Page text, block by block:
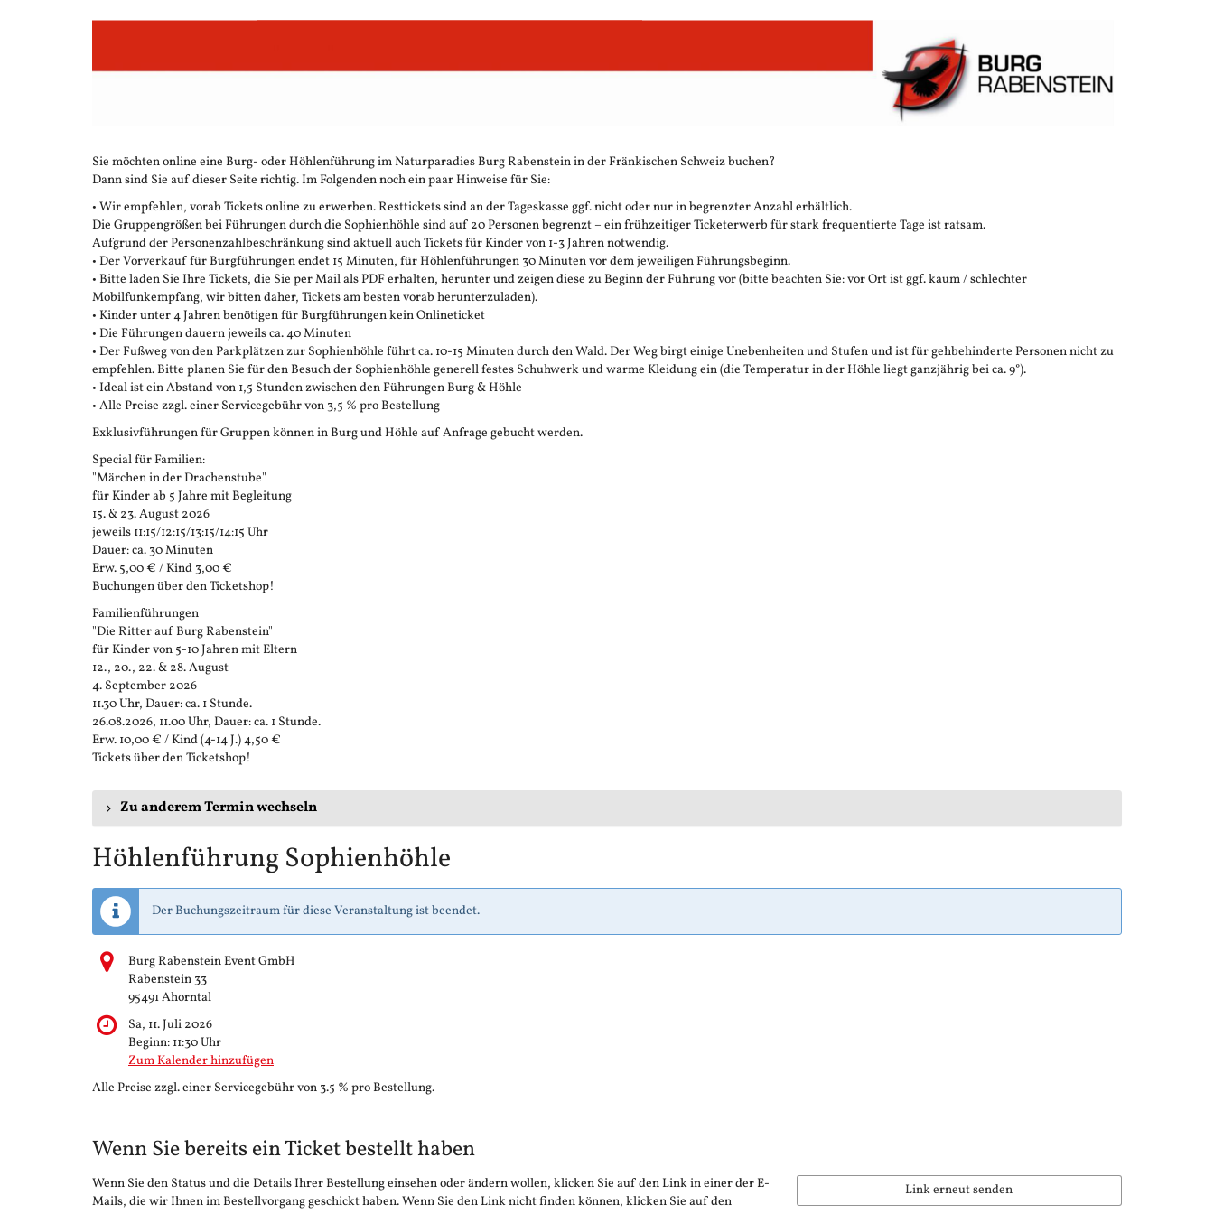
Sie möchten online eine Burg- oder Höhlenführung im Naturparadies Burg Rabenstein in der Fränkischen Schweiz buchen?
Dann sind Sie auf dieser Seite richtig. Im Folgenden noch ein paar Hinweise für Sie:
• Wir empfehlen, vorab Tickets online zu erwerben. Resttickets sind an der Tageskasse ggf. nicht oder nur in begrenzter Anzahl erhältlich.
Die Gruppengrößen bei Führungen durch die Sophienhöhle sind auf 20 Personen begrenzt – ein frühzeitiger Ticketerwerb für stark frequentierte Tage ist ratsam.
Aufgrund der Personenzahlbeschränkung sind aktuell auch Tickets für Kinder von 1-3 Jahren notwendig.
• Der Vorverkauf für Burgführungen endet 15 Minuten, für Höhlenführungen 30 Minuten vor dem jeweiligen Führungsbeginn.
• Bitte laden Sie Ihre Tickets, die Sie per Mail als PDF erhalten, herunter und zeigen diese zu Beginn der Führung vor (bitte beachten Sie: vor Ort ist ggf. kaum / schlechter
Mobilfunkempfang, wir bitten daher, Tickets am besten vorab herunterzuladen).
• Kinder unter 4 Jahren benötigen für Burgführungen kein Onlineticket
• Die Führungen dauern jeweils ca. 40 Minuten
• Der Fußweg von den Parkplätzen zur Sophienhöhle führt ca. 10-15 Minuten durch den Wald. Der Weg birgt einige Unebenheiten und Stufen und ist für gehbehinderte Personen nicht zu
empfehlen. Bitte planen Sie für den Besuch der Sophienhöhle generell festes Schuhwerk und warme Kleidung ein (die Temperatur in der Höhle liegt ganzjährig bei ca. 9°).
• Ideal ist ein Abstand von 1,5 Stunden zwischen den Führungen Burg & Höhle
• Alle Preise zzgl. einer Servicegebühr von 3,5 % pro Bestellung
Exklusivführungen für Gruppen können in Burg und Höhle auf Anfrage gebucht werden.
Special für Familien:
"Märchen in der Drachenstube"
für Kinder ab 5 Jahre mit Begleitung
15. & 23. August 2026
jeweils 11:15/12:15/13:15/14:15 Uhr
Dauer: ca. 30 Minuten
Erw. 5,00 € / Kind 3,00 €
Buchungen über den Ticketshop!
Familienführungen
"Die Ritter auf Burg Rabenstein"
für Kinder von 5-10 Jahren mit Eltern
12., 20., 22. & 28. August
4. September 2026
11.30 Uhr, Dauer: ca. 1 Stunde.
26.08.2026, 11.00 Uhr, Dauer: ca. 1 Stunde.
Erw. 10,00 € / Kind (4-14 J.) 4,50 €
Tickets über den Ticketshop!
Zu anderem Termin wechseln
Höhlenführung Sophienhöhle
Der Buchungszeitraum für diese Veranstaltung ist beendet.
Burg Rabenstein Event GmbH
Rabenstein 33
95491 Ahorntal
Sa, 11. Juli 2026
Beginn: 11:30Uhr
Zum Kalender hinzufügen
Alle Preise zzgl. einer Servicegebühr von 3.5 % pro Bestellung.
Wenn Sie bereits ein Ticket bestellt haben
Wenn Sie den Status und die Details Ihrer Bestellung einsehen oder ändern wollen, klicken Sie auf den Link in einer der E-
Mails, die wir Ihnen im Bestellvorgang geschickt haben. Wenn Sie den Link nicht finden können, klicken Sie auf den
Link erneut senden